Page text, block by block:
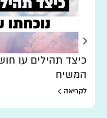
כיצד תהילים עו
המשיח
לקריאה